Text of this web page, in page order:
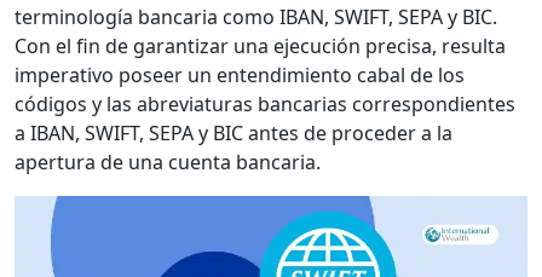
terminología bancaria como IBAN, SWIFT, SEPA y BIC.
Con el fin de garantizar una ejecución precisa, resulta
imperativo poseer un entendimiento cabal de los
códigos y las abreviaturas bancarias correspondientes
a IBAN, SWIFT, SEPA y BIC antes de proceder a la
apertura de una cuenta bancaria.